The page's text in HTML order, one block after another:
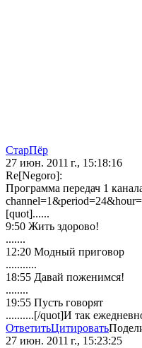
СтарПёр
27 июн. 2011 г., 15:18:16
Re[Negoro]:
Программа передач 1
[quot]......
9:50 Жить здорово!
.......
12:20 Модный приговор
...........
18:55 Давай поженимся!
........
19:55 Пусть говорят
..........[/quot]И так
ОтветитьЦитировать
27 июн. 2011 г., 15:23:25